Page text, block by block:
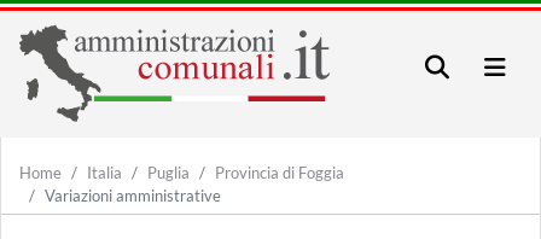
Home Italia Puglia
Provincia di Foggia
Variazioni amministrative